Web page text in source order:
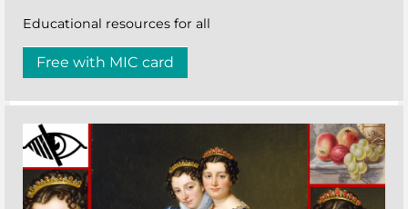
Educational resources for all
Free with MIC card